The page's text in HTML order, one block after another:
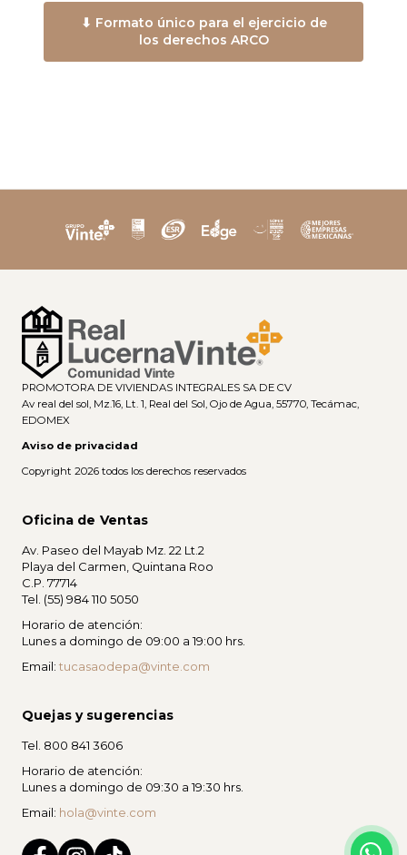
⬇ Formato único para el ejercicio de
los derechos ARCO
PROMOTORA DE VIVIENDAS INTEGRALES SA DE CV
Av real del sol, Mz.16, Lt. 1, Real del Sol, Ojo de Agua, 55770, Tecámac,
EDOMEX
Aviso de privacidad
Copyright 2026 todos los derechos reservados
Oficina de Ventas
Av. Paseo del Mayab Mz. 22 Lt.2
Playa del Carmen, Quintana Roo
C.P. 77714
Tel. (55) 984 110 5050
Horario de atención:
Lunes a domingo de 09:00 a 19:00 hrs.
Email: tucasaodepa@vinte.com
Quejas y sugerencias
Tel. 800 841 3606
Horario de atención:
Lunes a domingo de 09:30 a 19:30 hrs.
Email: hola@vinte.com